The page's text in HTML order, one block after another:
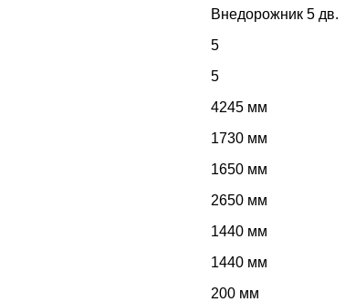
Внедорожник 5 дв.
5
5
4245 мм
1730 мм
1650 мм
2650 мм
1440 мм
1440 мм
200 мм